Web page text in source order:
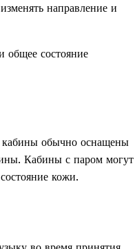
направление и
общее состояние
кабины обычно оснащены
Кабины с паром могут
кожи.